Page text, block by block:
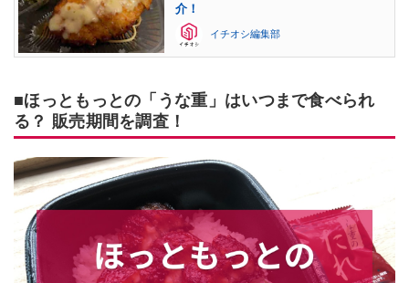
介！
イチオシ編集部
■ほっともっとの「うな重」はいつまで食べられ
る？ 販売期間を調査！